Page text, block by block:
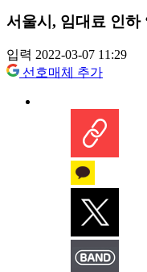
서울시, 임대료 인하
입력 2022-03-07 11:29
선호매체 추가